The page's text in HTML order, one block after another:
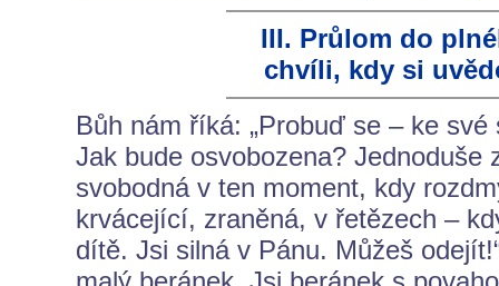
III. Průlom do
chvíli, kdy si
Bůh nám říká: „Probuď se – ke
Jak bude osvobozena?
svobodná v ten moment, kdy
krvácející, zraněná, v řetězech –
dítě. Jsi silná v Pánu. Můžeš